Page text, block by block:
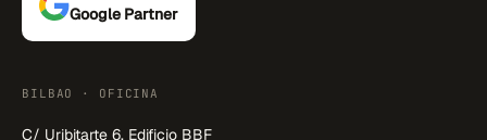
Google Partner
BILBAO · OFICINA
C/ Uribitarte 6, Edificio BBF